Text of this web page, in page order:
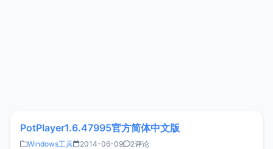
PotPlayer1.6.47995官方简体中文版
Windows工具 2014-06-09 2评论